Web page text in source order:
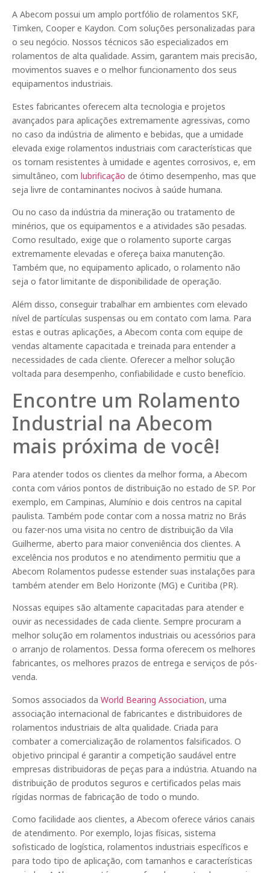
A Abecom possui um amplo portfólio de rolamentos SKF,
Timken, Cooper e Kaydon. Com soluções personalizadas para
o seu negócio. Nossos técnicos são especializados em
rolamentos de alta qualidade. Assim, garantem mais precisão,
movimentos suaves e o melhor funcionamento dos seus
equipamentos industriais.
Estes fabricantes oferecem alta tecnologia e projetos
avançados para aplicações extremamente agressivas, como
no caso da indústria de alimento e bebidas, que a umidade
elevada exige rolamentos industriais com características que
os tornam resistentes à umidade e agentes corrosivos, e, em
simultâneo, com lubrificação de ótimo desempenho, mas que
seja livre de contaminantes nocivos à saúde humana.
Ou no caso da indústria da mineração ou tratamento de
minérios, que os equipamentos e a atividades são pesadas.
Como resultado, exige que o rolamento suporte cargas
extremamente elevadas e ofereça baixa manutenção.
Também que, no equipamento aplicado, o rolamento não
seja o fator limitante de disponibilidade de operação.
Além disso, conseguir trabalhar em ambientes com elevado
nível de partículas suspensas ou em contato com lama. Para
estas e outras aplicações, a Abecom conta com equipe de
vendas altamente capacitada e treinada para entender a
necessidades de cada cliente. Oferecer a melhor solução
voltada para desempenho, confiabilidade e custo benefício.
Encontre um Rolamento
Industrial na Abecom
mais próxima de você!
Para atender todos os clientes da melhor forma, a Abecom
conta com vários pontos de distribuição no estado de SP. Por
exemplo, em Campinas, Alumínio e dois centros na capital
paulista. Também pode contar com a nossa matriz no Brás
ou fazer-nos uma visita no centro de distribuição da Vila
Guilherme, aberto para maior conveniência dos clientes. A
excelência nos produtos e no atendimento permitiu que a
Abecom Rolamentos pudesse estender suas instalações para
também atender em Belo Horizonte (MG) e Curitiba (PR).
Nossas equipes são altamente capacitadas para atender e
ouvir as necessidades de cada cliente. Sempre procuram a
melhor solução em rolamentos industriais ou acessórios para
o arranjo de rolamentos. Dessa forma oferecem os melhores
fabricantes, os melhores prazos de entrega e serviços de pós-
venda.
Somos associados da World Bearing Association, uma
associação internacional de fabricantes e distribuidores de
rolamentos industriais de alta qualidade. Criada para
combater a comercialização de rolamentos falsificados. O
objetivo principal é garantir a competição saudável entre
empresas distribuidoras de peças para a indústria. Atuando na
distribuição de produtos seguros e certificados pelas mais
rígidas normas de fabricação de todo o mundo.
Como facilidade aos clientes, a Abecom oferece vários canais
de atendimento. Por exemplo, lojas físicas, sistema
sofisticado de logística, rolamentos industriais específicos e
para todo tipo de aplicação, com tamanhos e características